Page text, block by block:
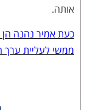
אותה.
כעת אמיר נהנה הן
ממשי לעליית ערך